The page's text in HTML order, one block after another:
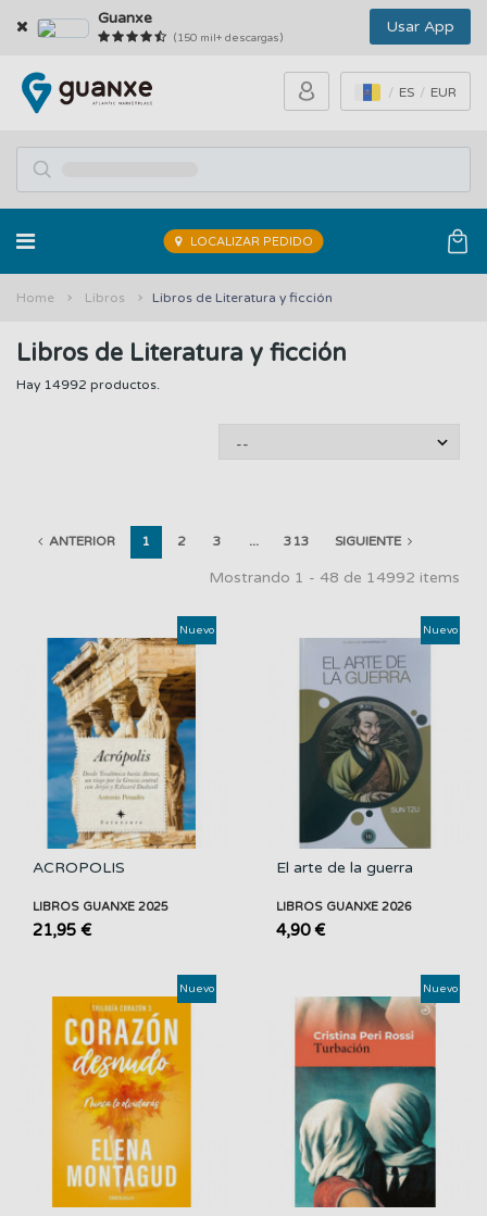
Guanxe
(150 mil+ descargas)
Usar App
ES EUR
LOCALIZAR PEDIDO
Home Libros Libros de Literatura y ficción
Libros de Literatura y ficción
Hay 14992 productos.
ANTERIOR 1 2 3 ... 313 SIGUIENTE
Mostrando 1 - 48 de 14992 items
ACROPOLIS
LIBROS GUANXE 2025
21,95 €
Nuevo
El arte de la guerra
LIBROS GUANXE 2026
4,90 €
Nuevo
Nuevo Nuevo